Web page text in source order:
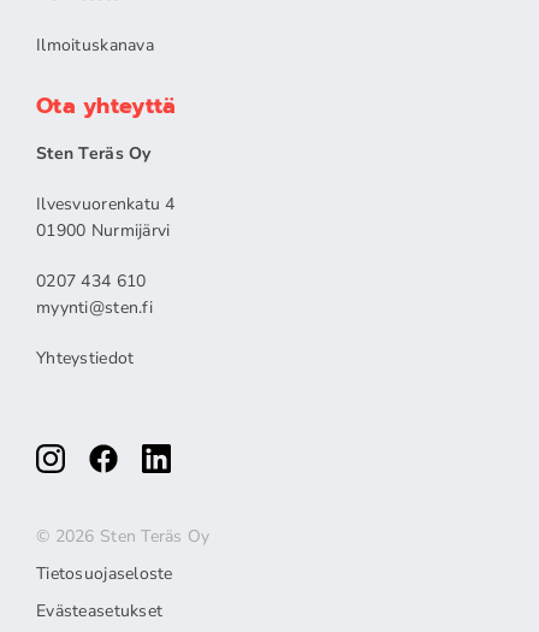
Ilmoituskanava
Ota yhteyttä
Sten Teräs Oy
Ilvesvuorenkatu 4
01900 Nurmijärvi
0207 434 610
myynti@sten.fi
Yhteystiedot
© 2026 Sten Teräs Oy
Tietosuojaseloste
Evästeasetukset